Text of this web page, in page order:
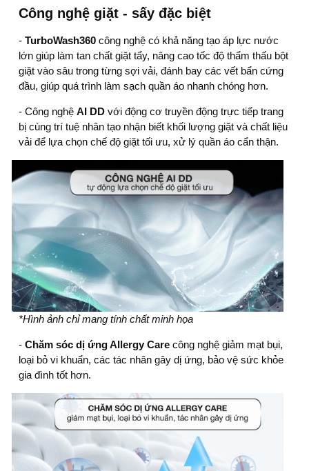
Công nghệ giặt - sấy đặc biệt
- TurboWash360 công nghệ có khả năng tạo áp lực nước
lớn giúp làm tan chất giặt tẩy, nâng cao tốc độ thẩm thấu bột
giặt vào sâu trong từng sợi vải, đánh bay các vết bẩn cứng
đầu, giúp quá trình làm sạch quần áo nhanh chóng hơn.
- Công nghệ AI DD với động cơ truyền động trực tiếp trang
bị cùng trí tuệ nhân tạo nhận biết khối lượng giặt và chất liệu
vải để lựa chọn chế độ giặt tối ưu, xử lý quần áo cẩn thận.
*Hình ảnh chỉ mang tính chất minh họa
- Chăm sóc dị ứng Allergy Care công nghệ giảm mạt bụi,
loại bỏ vi khuẩn, các tác nhân gây dị ứng, bảo vệ sức khỏe
gia đình tốt hơn.